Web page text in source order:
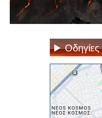
Οδηγίες